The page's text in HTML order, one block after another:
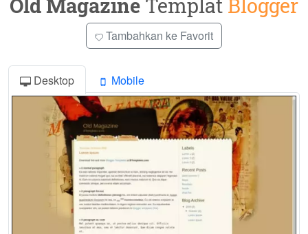
Old Magazine Templat Blogger
Tambahkan ke Favorit
Desktop Mobile